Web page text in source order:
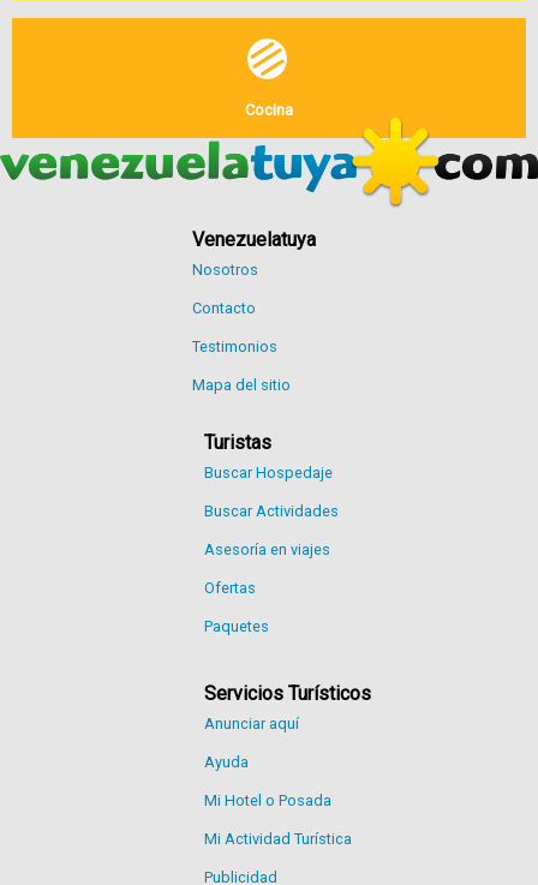
Cocina
Venezuelatuya
Nosotros
Contacto
Testimonios
Mapa del sitio
Turistas
Buscar Hospedaje
Buscar Actividades
Asesoría en viajes
Ofertas
Paquetes
Servicios Turísticos
Anunciar aquí
Ayuda
Mi Hotel o Posada
Mi Actividad Turística
Publicidad